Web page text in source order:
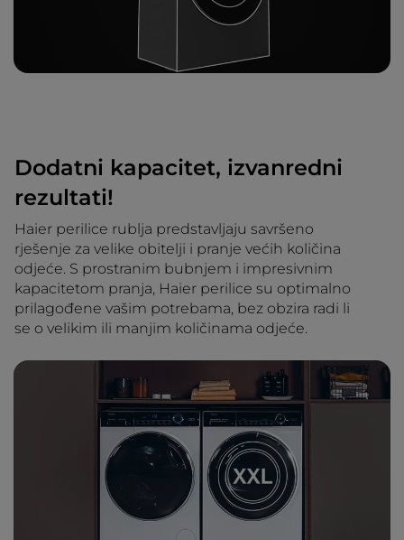
Dodatni kapacitet, izvanredni
rezultati!
Haier perilice rublja predstavljaju savršeno
rješenje za velike obitelji i pranje većih količina
odjeće. S prostranim bubnjem i impresivnim
kapacitetom pranja, Haier perilice su optimalno
prilagođene vašim potrebama, bez obzira radi li
se o velikim ili manjim količinama odjeće.